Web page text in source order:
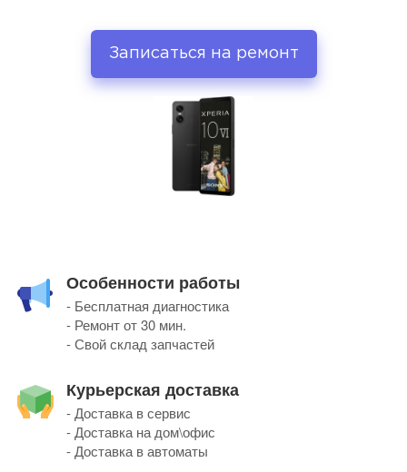
Записаться на ремонт
Особенности работы
- Бесплатная диагностика
- Ремонт от 30 мин.
- Свой склад запчастей
Курьерская доставка
- Доставка в сервис
- Доставка на дом\офис
- Доставка в автоматы